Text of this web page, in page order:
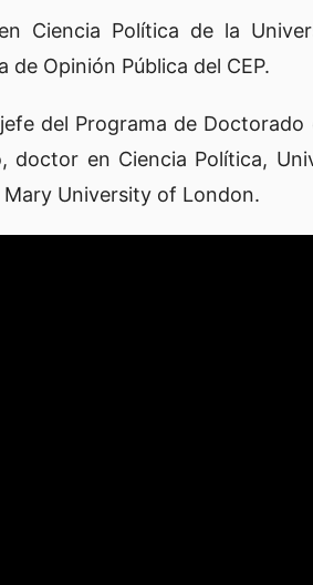
Ciencia Política de la
Opinión Pública del CEP.
del Programa de
doctor en Ciencia Política,
University of London.